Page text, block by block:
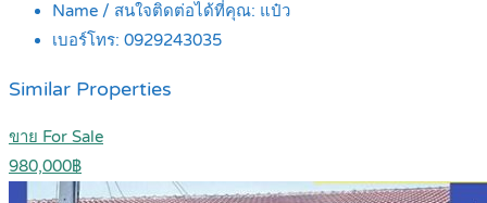
Name / สนใจติดต่อได้ที่คุณ: แป๋ว
เบอร์โทร: 0929243035
Similar Properties
ขาย For Sale
980,000฿